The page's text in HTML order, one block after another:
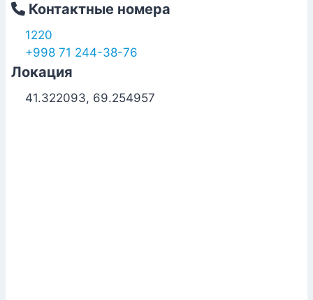
Контактные номера
1220
+998 71 244-38-76
Локация
41.322093, 69.254957